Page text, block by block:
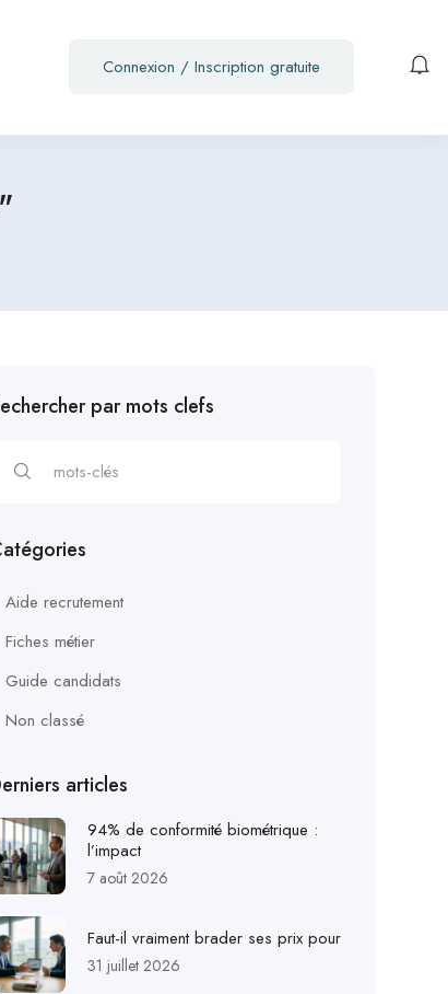
Connexion / Inscription gratuite
par mots clefs
Aide recrutement
Fiches métier
Guide candidats
Non classé
articles
94% de conformité biométrique :
l’impact
7 août 2026
Faut-il vraiment brader ses prix pour
31 juillet 2026